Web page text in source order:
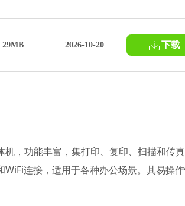
29MB 2026-10-20 下载
，功能丰富，集打印、复印、扫描和传
连接，适用于各种办公场景。其易操